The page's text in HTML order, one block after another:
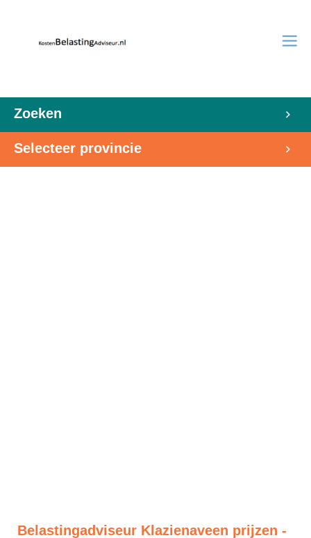
Zoeken
Selecteer provincie
Belastingadviseur Klazienaveen prijzen -